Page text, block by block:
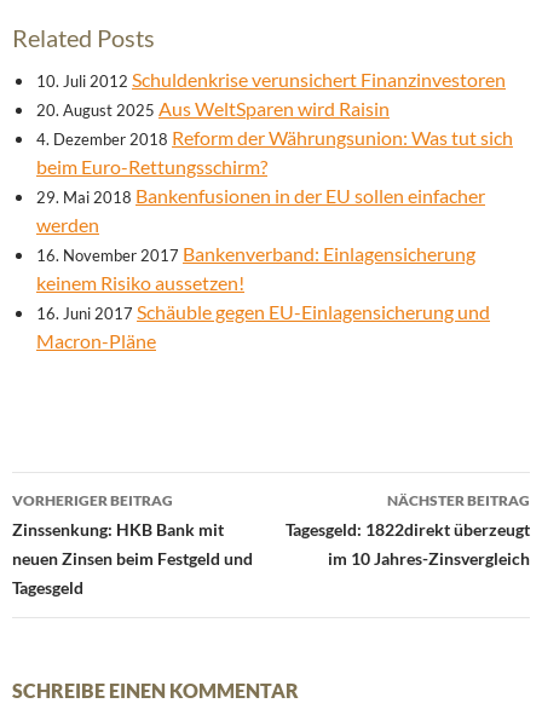
Related Posts
10. Juli 2012 Schuldenkrise verunsichert Finanzinvestoren
20. August 2025 Aus WeltSparen wird Raisin
4. Dezember 2018 Reform der Währungsunion: Was tut sich
beim Euro-Rettungsschirm?
29. Mai 2018 Bankenfusionen in der EU sollen einfacher
werden
16. November 2017 Bankenverband: Einlagensicherung
keinem Risiko aussetzen!
16. Juni 2017 Schäuble gegen EU-Einlagensicherung und
Macron-Pläne
Beitrags-
Navigation
VORHERIGER BEITRAG
Zinssenkung: HKB Bank mit
neuen Zinsen beim Festgeld und
Tagesgeld
NÄCHSTER BEITRAG
Tagesgeld: 1822direkt überzeugt
im 10 Jahres-Zinsvergleich
SCHREIBE EINEN KOMMENTAR